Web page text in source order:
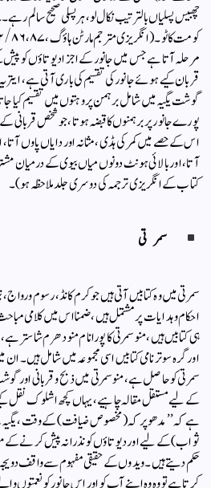
چھبیس پسلیاں بالترتیب نکال لو، ہر پسلی صحیح
مرحلہ آتا ہے جس میں جانور کے اجزا دیوتاؤں کو
قربان کیے ہوئے جانور کی تقسیم کی باری آتی ہے،
گوشت یگیہ میں شامل برہمن پروہتوں میں تقسیم کیا
پورے جانور پر برہمنوں کا قبضہ ہوتا، جو شخص قربانی
اس کے حصے میں کمر کی ہڈی، مثانہ اور دایاں پاوں
آتا ، اور بالائی ہونٹ دونوں میاں بیوی کے درمیان
کتاب کے انگریزی ترجمہ کی دوسری جلد ملاحظہ ہو)۔
سمرتی
سمرتی میں وہ کتابیں آتی ہیں جو کرم کانڈ، رسوم
احکام وہدایات پر مشتمل ہیں، ضمنا اس میں کلامی
ہی کتابیں ہیں، منو سمرتی کا پورا نام منو دھرم
اور گرہ سوتر نامی کتابیں اسی مجموعہ میں شامل
سمرتی کو حاصل ہے، منوسمرتی میں ذبح وقربانی اور
کے لیے مستقل مقالہ چاہیے، یہاں کچھ اشلوک نقل
ہے کہ ’’ مدھوپرکہ (مخصوص ضیافت) کے وقت،
ثواب) کے لیے اور دیوتاؤں کو نذرانہ پیش کرنے کے
حکم دیتے ہیں۔ ویدوں کے حقیقی مفہوم سے واقف